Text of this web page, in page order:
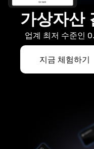
가상자산
업계 최저 수준인
지금 체험하기